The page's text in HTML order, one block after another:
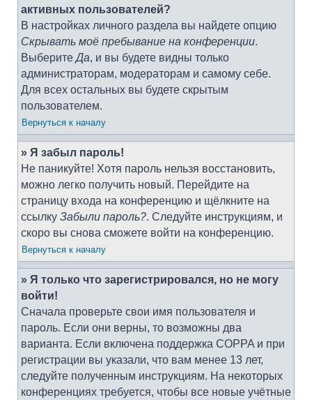
активных пользователей?
В настройках личного раздела вы найдете опцию
Скрывать моё пребывание на конференции.
ВыберитеДа, и вы будете видны только
администраторам, модераторам и самому себе.
Для всех остальных вы будете скрытым
пользователем.
Вернуться к началу
» Я забыл пароль!
Не паникуйте! Хотя пароль нельзя восстановить,
можно легко получить новый. Перейдите на
страницу входа на конференцию и щёлкните на
ссылку Забыли пароль?. Следуйте инструкциям, и
скоро вы снова сможете войти на конференцию.
Вернуться к началу
» Я только что зарегистрировался, но не могу
войти!
Сначала проверьте свои имя пользователя и
пароль. Если они верны, то возможны два
варианта. Если включена поддержка COPPA и при
регистрации вы указали, что вам менее 13 лет,
следуйте полученным инструкциям. На некоторых
конференциях требуется, чтобы все новые учётные